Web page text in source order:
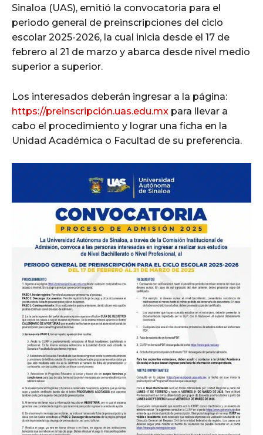
Sinaloa (UAS), emitió la convocatoria para el
periodo general de preinscripciones del ciclo
escolar 2025-2026, la cual inicia desde el 17 de
febrero al 21 de marzo y abarca desde nivel medio
superior a superior.
Los interesados deberán ingresar a la página:
https://preinscripción.uas.edu.mx para llevar a
cabo el procedimiento y lograr una ficha en la
Unidad Académica o Facultad de su preferencia.